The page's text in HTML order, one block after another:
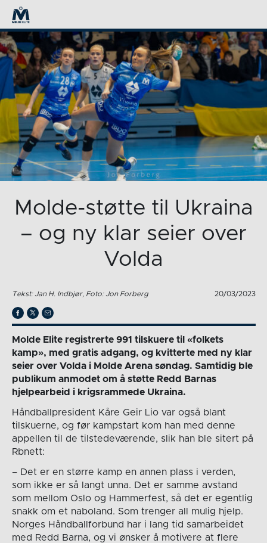
Molde-støtte til Ukraina
– og ny klar seier over
Volda
Tekst: Jan H. Indbjør, Foto: Jon Forberg 20/03/2023
Molde Elite registrerte 991 tilskuere til «folkets
kamp», med gratis adgang, og kvitterte med ny klar
seier over Volda i Molde Arena søndag. Samtidig ble
publikum anmodet om å støtte Redd Barnas
hjelpearbeid i krigsrammede Ukraina.
Håndballpresident Kåre Geir Lio var også blant
tilskuerne, og før kampstart kom han med denne
appellen til de tilstedeværende, slik han ble sitert på
Rbnett:
– Det er en større kamp en annen plass i verden,
som ikke er så langt unna. Det er samme avstand
som mellom Oslo og Hammerfest, så det er egentlig
snakk om et naboland. Som trenger all mulig hjelp.
Norges Håndballforbund har i lang tid samarbeidet
med Redd Barna, og vi ønsker å motivere at flere